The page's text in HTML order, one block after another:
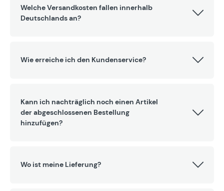
Welche Versandkosten fallen innerhalb
Deutschlands an?
Wie erreiche ich den Kundenservice?
Kann ich nachträglich noch einen Artikel
der abgeschlossenen Bestellung
hinzufügen?
Wo ist meine Lieferung?